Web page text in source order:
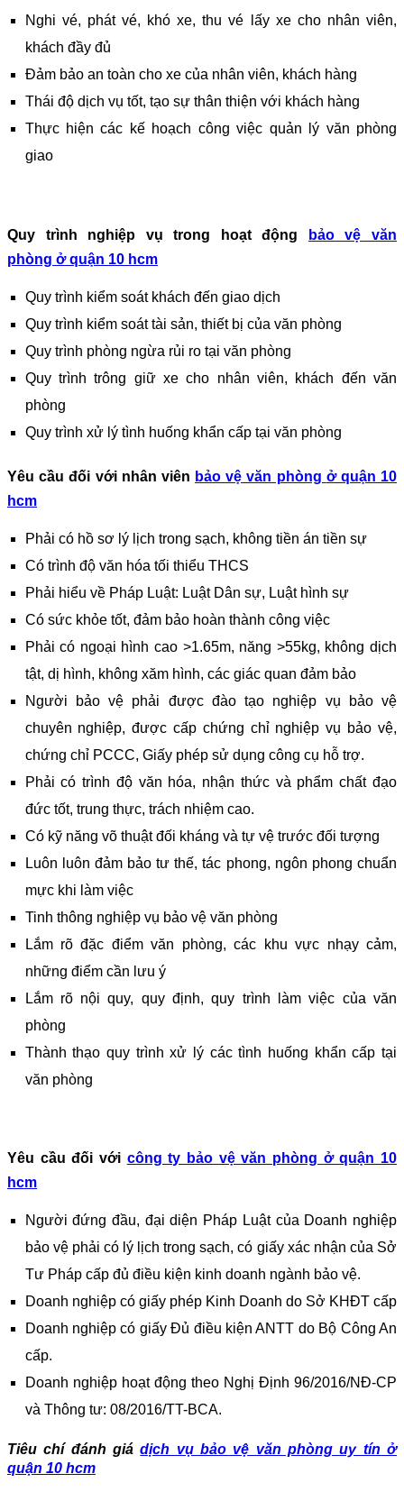
Nghi vé, phát vé, khó xe, thu vé lấy xe cho nhân viên,
khách đầy đủ
Đảm bảo an toàn cho xe của nhân viên, khách hàng
Thái độ dịch vụ tốt, tạo sự thân thiện với khách hàng
Thực hiện các kế hoạch công việc quản lý văn phòng
giao
Quy trình nghiệp vụ trong hoạt động
bảo vệ văn
phòng ở quận 10 hcm
Quy trình kiểm soát khách đến giao dịch
Quy trình kiểm soát tài sản, thiết bị của văn phòng
Quy trình phòng ngừa rủi ro tại văn phòng
Quy trình trông giữ xe cho nhân viên, khách đến văn
phòng
Quy trình xử lý tình huống khẩn cấp tại văn phòng
Yêu cầu đối với nhân viên bảo vệ văn phòng ở quận 10
hcm
Phải có hồ sơ lý lịch trong sạch, không tiền án tiền sự
Có trình độ văn hóa tối thiểu THCS
Phải hiểu về Pháp Luật: Luật Dân sự, Luật hình sự
Có sức khỏe tốt, đảm bảo hoàn thành công việc
Phải có ngoại hình cao >1.65m, năng >55kg, không dịch
tật, dị hình, không xăm hình, các giác quan đảm bảo
Người bảo vệ phải được đào tạo nghiệp vụ bảo vệ
chuyên nghiệp, được cấp chứng chỉ nghiệp vụ bảo vệ,
chứng chỉ PCCC, Giấy phép sử dụng công cụ hỗ trợ.
Phải có trình độ văn hóa, nhận thức và phẩm chất đạo
đức tốt, trung thực, trách nhiệm cao.
Có kỹ năng võ thuật đối kháng và tự vệ trước đối tượng
Luôn luôn đảm bảo tư thế, tác phong, ngôn phong chuẩn
mực khi làm việc
Tinh thông nghiệp vụ bảo vệ văn phòng
Lắm rõ đặc điểm văn phòng, các khu vực nhạy cảm,
những điểm cần lưu ý
Lắm rõ nội quy, quy định, quy trình làm việc của văn
phòng
Thành thạo quy trình xử lý các tình huống khẩn cấp tại
văn phòng
Yêu cầu đối với công ty bảo vệ văn phòng ở quận 10
hcm
Người đứng đầu, đại diện Pháp Luật của Doanh nghiệp
bảo vệ phải có lý lịch trong sạch, có giấy xác nhận của Sở
Tư Pháp cấp đủ điều kiện kinh doanh ngành bảo vệ.
Doanh nghiệp có giấy phép Kinh Doanh do Sở KHĐT cấp
Doanh nghiệp có giấy Đủ điều kiện ANTT do Bộ Công An
cấp.
Doanh nghiệp hoạt động theo Nghị Định 96/2016/NĐ-CP
và Thông tư: 08/2016/TT-BCA.
Tiêu chí đánh giádịch vụ bảo vệ văn phòng uy tínở
quận 10 hcm